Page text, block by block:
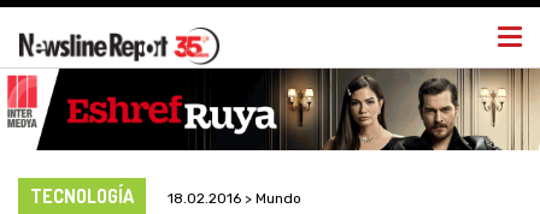
TECNOLOGÍA 18.02.2016 > Mundo